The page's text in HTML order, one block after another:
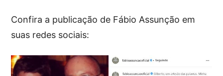
Confira a publicação de Fábio Assunção em
suas redes sociais: